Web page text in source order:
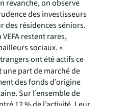
revanche, on observe
des investisseurs
des résidences séniors.
restent rares,
sociaux. »
ont été actifs ce
part de marché de
des fonds d’origine
Sur l’ensemble de